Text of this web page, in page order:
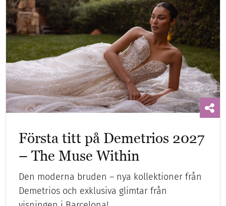
Första titt på Demetrios 2027
– The Muse Within
Den moderna bruden – nya kollektioner från
Demetrios och exklusiva glimtar från